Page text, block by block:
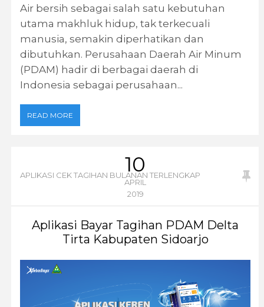
Air bersih sebagai salah satu kebutuhan
utama makhluk hidup, tak terkecuali
manusia, semakin diperhatikan dan
dibutuhkan. Perusahaan Daerah Air Minum
(PDAM) hadir di berbagai daerah di
Indonesia sebagai perusahaan...
READ MORE
10
APRIL
2019
APLIKASI CEK TAGIHAN BULANAN TERLENGKAP
Aplikasi Bayar Tagihan PDAM Delta
Tirta Kabupaten Sidoarjo